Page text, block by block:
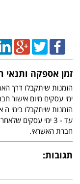
זמן אספקה ותנאי
ימי עסקים מיום אישור
עד - 3 ימי עסקים
חברת האשראי.
תגובות: